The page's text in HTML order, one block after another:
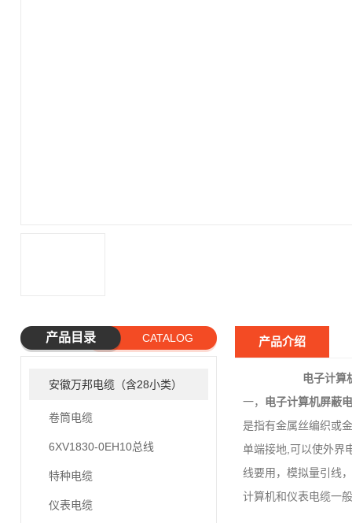
产品目录 CATALOG
安徽万邦电缆（含28小类）
卷筒电缆
6XV1830-0EH10总线
特种电缆
仪表电缆
产品介绍
电子计算
一，
电子计算机屏蔽
是指有金属丝编织或
单端接地,可以使外界
线要用，模拟量引线
计算机和仪表电缆一